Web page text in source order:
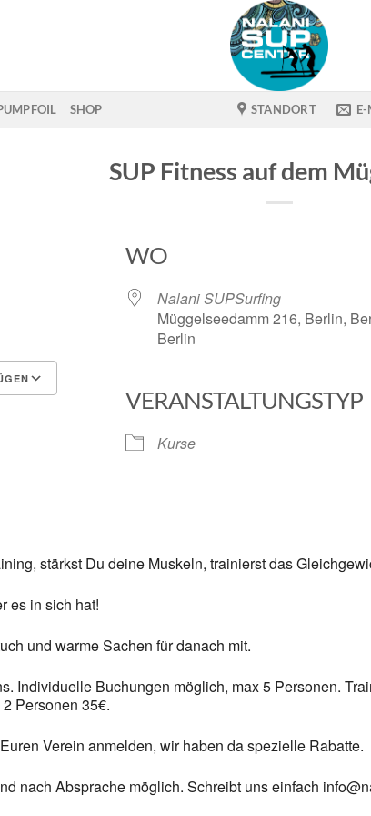
SHOP STANDORT
SUP Fitness auf dem
Google Kalender iCalendar
WO
Nalani SUPSurfing
Müggelseedamm 216, Berlin,
Berlin
VERANSTALTUNGSTYP
Kurse
stärkst Du deine Muskeln, trainierst das
es in sich hat!
und warme Sachen für danach mit.
Individuelle Buchungen möglich, max 5 Personen.
Personen 35€.
Verein anmelden, wir haben da spezielle Rabatte.
nach Absprache möglich. Schreibt uns einfach